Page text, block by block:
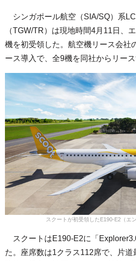
シンガポール航空（SIA/SQ）系
（TGW/TR）は現地時間4月11日、
機を初受領した。航空機リース会社
ース導入で、全9機を同社からリース
スクートが初受領したE190-E2（エ
スクートはE190-E2に「
た。座席数は1クラス112席で、片